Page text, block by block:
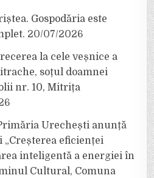
Gospodăria este
20/07/2026
la cele veșnice a
soțul doamnei
nr. 10, Mitrița
Urechești anunță
eficienței
inteligentă a energiei în
Cultural, Comuna